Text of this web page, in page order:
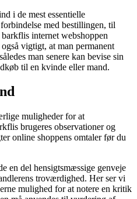
i de mest essentielle
med bestillingen, til
internet webshoppen
vigtigt, at man permanent
man senere kan bevise sin
til en kvinde eller mand.
muligheder for at
brugeres observationer og
online shoppens omtaler før du
en del hensigtsmæssige genveje
troværdighed. Her ser vi
mulighed for at notere en kritik